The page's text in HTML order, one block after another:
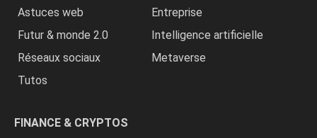
Astuces web
Entreprise
Futur & monde 2.0
Intelligence artificielle
Réseaux sociaux
Metaverse
Tutos
FINANCE & CRYPTOS